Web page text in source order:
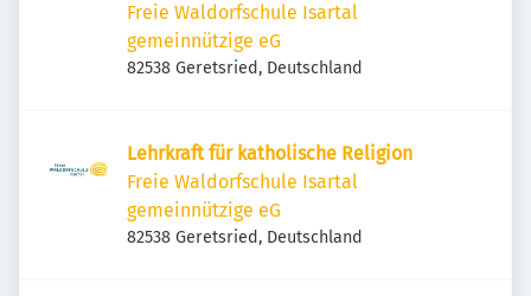
Freie Waldorfschule Isartal
gemeinnützige eG
82538 Geretsried, Deutschland
Lehrkraft für katholische Religion
Freie Waldorfschule Isartal
gemeinnützige eG
82538 Geretsried, Deutschland